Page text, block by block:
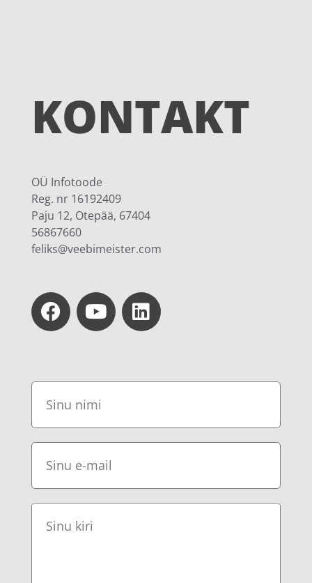
KONTAKT
OÜ Infotoode
Reg. nr 16192409
Paju 12, Otepää, 67404
56867660
feliks@veebimeister.com